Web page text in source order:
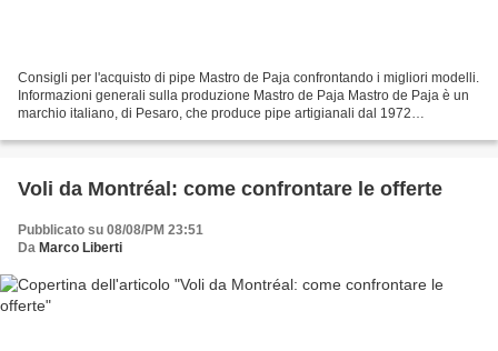
Consigli per l'acquisto di pipe Mastro de Paja confrontando i migliori modelli.
Informazioni generali sulla produzione Mastro de Paja Mastro de Paja è un
marchio italiano, di Pesaro, che produce pipe artigianali dal 1972
Voli da Montréal: come confrontare le offerte
Pubblicato su 08/08/PM 23:51
Da Marco Liberti